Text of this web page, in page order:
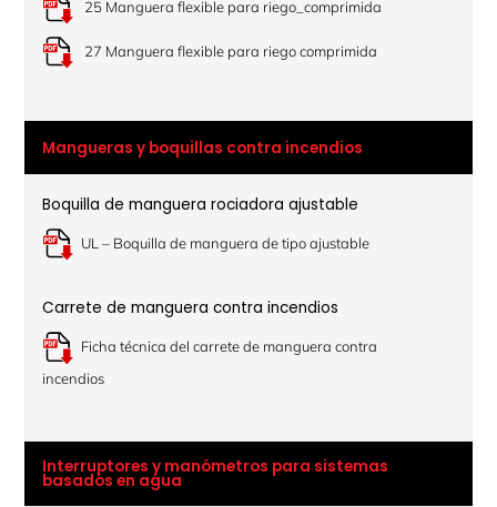
25 Manguera flexible para riego_comprimida
27 Manguera flexible para riego comprimida
Mangueras y boquillas contra incendios
Boquilla de manguera rociadora ajustable
UL – Boquilla de manguera de tipo ajustable
Carrete de manguera contra incendios
Ficha técnica del carrete de manguera contra
incendios
Interruptores y manómetros para sistemas
basados en agua